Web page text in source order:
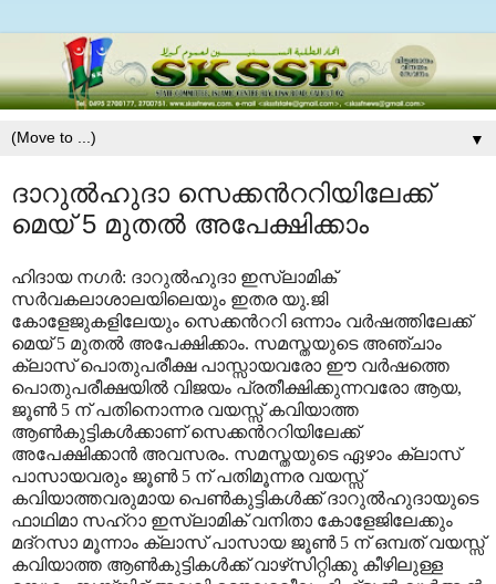
▼
ദാറുല്‍ഹുദാ സെക്കന്‍ററിയിലേക്ക്
മെയ് 5 മുതല്‍ അപേക്ഷിക്കാം
ഹിദായ നഗര്‍: ദാറുല്‍ഹുദാ ഇസ്‌ലാമിക്
സര്‍വകലാശാലയിലെയും ഇതര യു.ജി
കോളേജുകളിലേയും സെക്കന്‍ററി ഒന്നാം വര്‍ഷത്തിലേക്ക്
മെയ് 5 മുതല്‍ അപേക്ഷിക്കാം. സമസ്തയുടെ അഞ്ചാം
ക്ലാസ് പൊതുപരീക്ഷ പാസ്സായവരോ ഈ വര്‍ഷത്തെ
പൊതുപരീക്ഷയില്‍ വിജയം പ്രതീക്ഷിക്കുന്നവരോ ആയ,
ജൂണ്‍ 5 ന് പതിനൊന്നര വയസ്സ് കവിയാത്ത
ആണ്‍കുട്ടികള്‍ക്കാണ് സെക്കന്‍ററിയിലേക്ക്
അപേക്ഷിക്കാന്‍ അവസരം. സമസ്തയുടെ ഏഴാം ക്ലാസ്
പാസായവരും ജൂണ്‍ 5 ന് പതിമൂന്നര വയസ്സ്
കവിയാത്തവരുമായ പെണ്‍കുട്ടികള്‍ക്ക് ദാറുല്‍ഹുദായുടെ
ഫാഥിമാ സഹ്‌റാ ഇസ്‌ലാമിക് വനിതാ കോളേജിലേക്കും
മദ്‌റസാ മൂന്നാം ക്ലാസ് പാസായ ജൂണ്‍ 5 ന് ഒമ്പത് വയസ്സ്
കവിയാത്ത ആണ്‍കുട്ടികള്‍ക്ക് വാഴ്‌സിറ്റിക്കു കീഴിലുള്ള